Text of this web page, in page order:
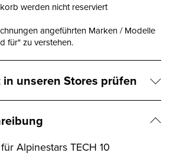
werden nicht reserviert
angeführten Marken / Modelle
für" zu verstehen.
unseren Stores prüfen
Alpinestars TECH 10